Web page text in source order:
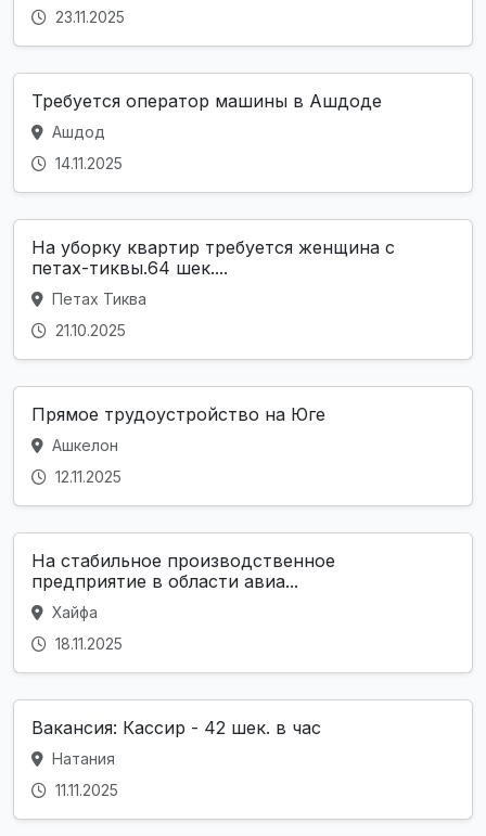
23.11.2025
Требуется оператор машины в Ашдоде
Ашдод
14.11.2025
На уборку квартир требуется женщина с
петах-тиквы.64 шек....
Петах Тиква
21.10.2025
Прямое трудоустройство на Юге
Ашкелон
12.11.2025
На стабильное производственное
предприятие в области авиа...
Хайфа
18.11.2025
Вакансия: Кассир - 42 шек. в час
Натания
11.11.2025